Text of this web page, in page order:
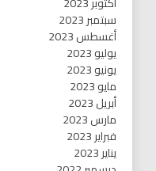
سبتمبر 2023
أغسطس 2023
يوليو 2023
يونيو 2023
مايو 2023
أبريل 2023
مارس 2023
فبراير 2023
يناير 2023